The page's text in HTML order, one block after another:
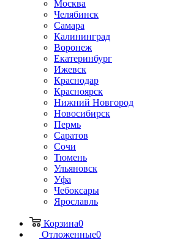
Москва
Челябинск
Самара
Калининград
Воронеж
Екатеринбург
Ижевск
Краснодар
Красноярск
Нижний Новгород
Новосибирск
Пермь
Саратов
Сочи
Тюмень
Ульяновск
Уфа
Чебоксары
Ярославль
Корзина0
Отложенные0